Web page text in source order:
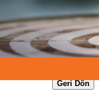
4238/Egitim-
Geri Dön